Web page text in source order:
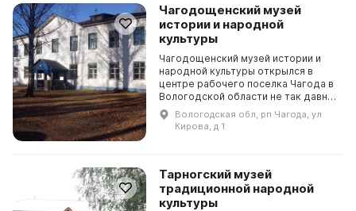
Чагодощенский музей
истории и народной
культуры
Чагодощенский музей истории и
народной культуры открылся в
центре рабочего поселка Чагода в
Вологодской области не так давно.
Он расположен по проекту Н. А.
Троцкого, а в годы Великой
Отечественной во...
Вологодская обл, рп Чагода, ул
Кирова, д 1
Тарногский музей
традиционной народной
культуры